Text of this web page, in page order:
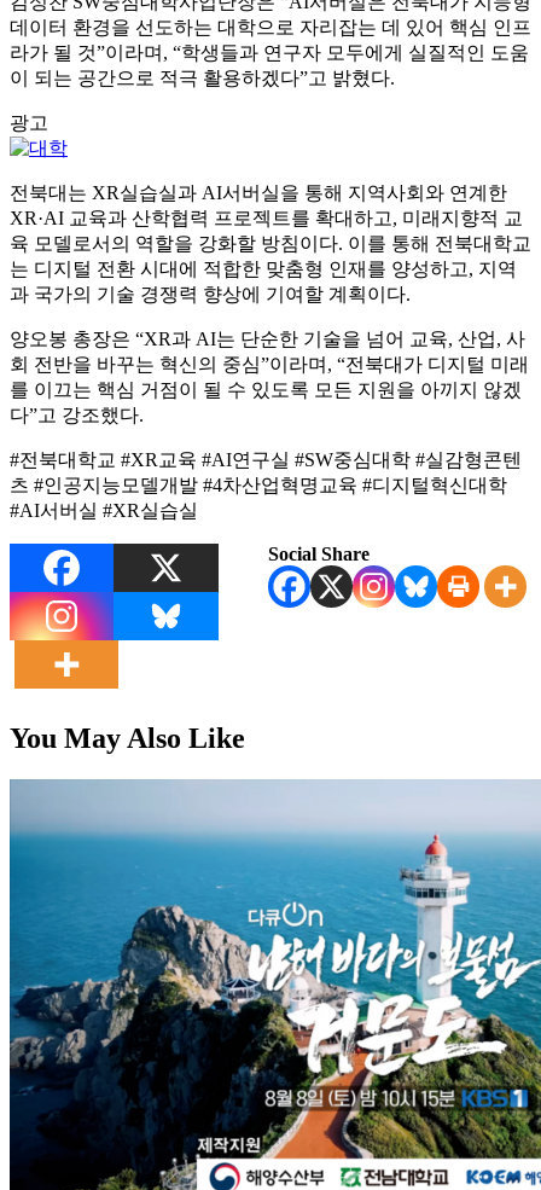
데이터 환경을 선도하는 대학으로 자리잡는 데 있어 핵심 인프
라가 될 것”이라며, “학생들과 연구자 모두에게 실질적인 도움
이 되는 공간으로 적극 활용하겠다”고 밝혔다.
광고
전북대는 XR실습실과 AI서버실을 통해 지역사회와 연계한
XR·AI 교육과 산학협력 프로젝트를 확대하고, 미래지향적 교
육 모델로서의 역할을 강화할 방침이다. 이를 통해 전북대학교
는 디지털 전환 시대에 적합한 맞춤형 인재를 양성하고, 지역
과 국가의 기술 경쟁력 향상에 기여할 계획이다.
양오봉 총장은 “XR과 AI는 단순한 기술을 넘어 교육, 산업, 사
회 전반을 바꾸는 혁신의 중심”이라며, “전북대가 디지털 미래
를 이끄는 핵심 거점이 될 수 있도록 모든 지원을 아끼지 않겠
다”고 강조했다.
#전북대학교 #XR교육 #AI연구실 #SW중심대학 #실감형콘텐
츠 #인공지능모델개발 #4차산업혁명교육 #디지털혁신대학
#AI서버실 #XR실습실
Social Share
You May Also Like